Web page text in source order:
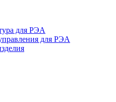
для РЭА
для РЭА